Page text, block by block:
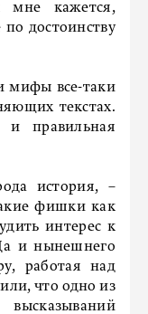
мне кажется,
достоинству
мифы все-таки
текстах.
и правильная
история, –
фишки как
интерес к
и нынешнего
работая над
что одно из